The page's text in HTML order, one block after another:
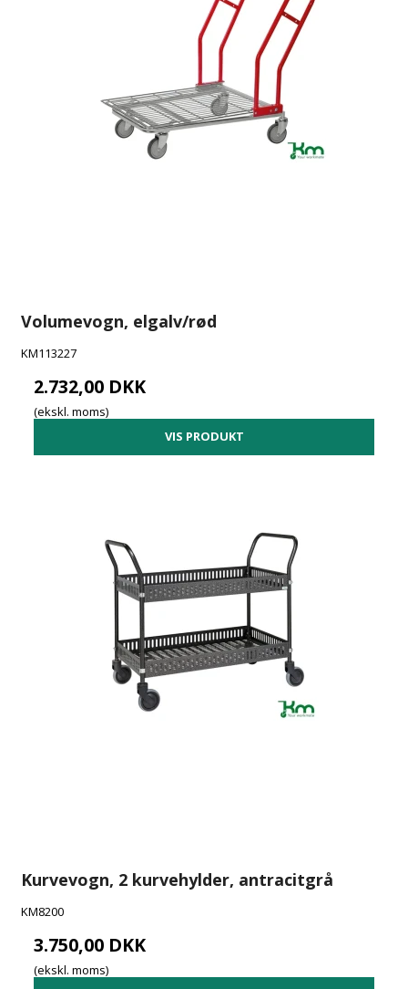
Volumevogn, elgalv/rød
KM113227
2.732,00 DKK
(ekskl. moms)
VIS PRODUKT
Kurvevogn, 2 kurvehylder, antracitgrå
KM8200
3.750,00 DKK
(ekskl. moms)